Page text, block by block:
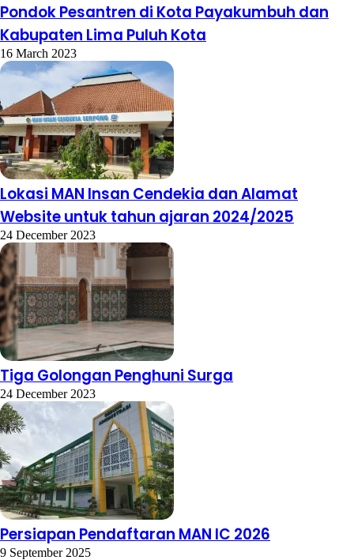
Pondok Pesantren di Kota Payakumbuh dan
Kabupaten Lima Puluh Kota
16 March 2023
Lokasi MAN Insan Cendekia dan Alamat
Website untuk tahun ajaran 2024/2025
24 December 2023
Tiga Golongan Penghuni Surga
24 December 2023
Persiapan Pendaftaran MAN IC 2026
9 September 2025